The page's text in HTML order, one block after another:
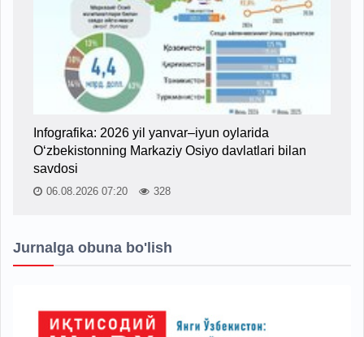
Infografika: 2026 yil yanvar–iyun oylarida
O‘zbekistonning Markaziy Osiyo davlatlari bilan
savdosi
06.08.2026 07:20 328
Jurnalga obuna bo'lish